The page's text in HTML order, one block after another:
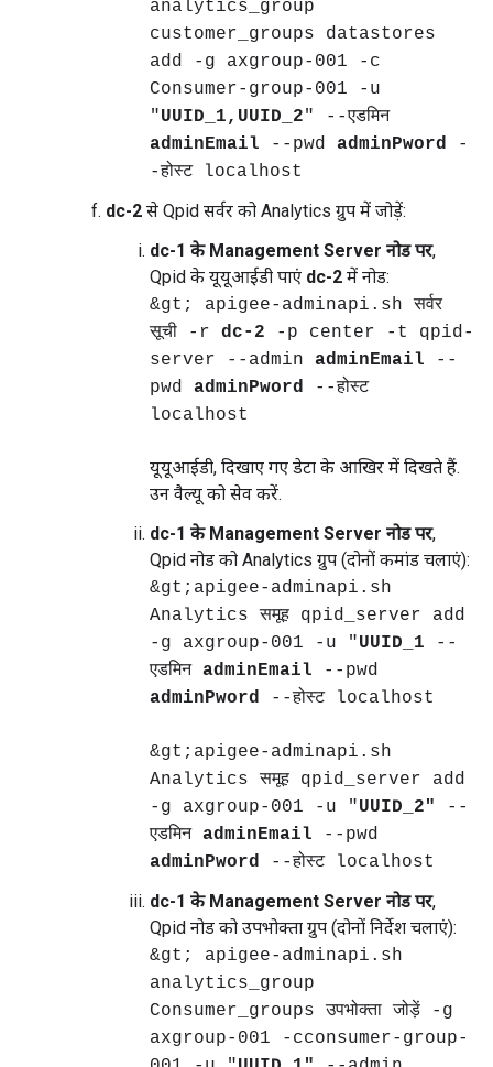
analytics_group
customer_groups datastores
add -g axgroup-001 -c
Consumer-group-001 -u
"UUID_1,UUID_2" --एडमिन
adminEmail --pwd adminPword -
-होस्ट localhost
dc-2 से Qpid सर्वर को Analytics ग्रुप में जोड़ें:
dc-1 के Management Server नोड पर,
Qpid के यूयूआईडी पाएं dc-2 में नोड:
&gt; apigee-adminapi.sh सर्वर
सूची -r dc-2 -p center -t qpid-
server --admin adminEmail --
pwd adminPword --होस्ट
localhost
यूयूआईडी, दिखाए गए डेटा के आखिर में दिखते हैं.
उन वैल्यू को सेव करें.
dc-1 के Management Server नोड पर,
Qpid नोड को Analytics ग्रुप (दोनों कमांड चलाएं):
&gt;apigee-adminapi.sh
Analytics समूह qpid_server add
-g axgroup-001 -u "UUID_1 --
एडमिन adminEmail --pwd
adminPword --होस्ट localhost
&gt;apigee-adminapi.sh
Analytics समूह qpid_server add
-g axgroup-001 -u "UUID_2"
--
एडमिन adminEmail --pwd
adminPword --होस्ट localhost
dc-1 के Management Server नोड पर,
Qpid नोड को उपभोक्ता ग्रुप (दोनों निर्देश चलाएं):
&gt; apigee-adminapi.sh
analytics_group
Consumer_groups उपभोक्ता जोड़ें -g
axgroup-001 -cconsumer-group-